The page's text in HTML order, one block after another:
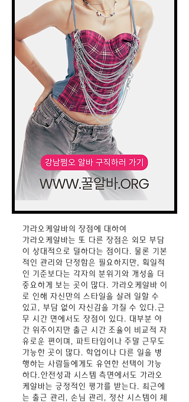
가라오케알바의 장점에 대하여
가라오케알바는 또 다른 장점은 외모 부담
이 상대적으로 덜하다는 점이다. 물론 기본
적인 관리와 단정함은 필요하지만, 획일적
인 기준보다는 각자의 분위기와 개성을 더
중요하게 보는 곳이 많다. 가라오케알바 이
로 인해 자신만의 스타일을 살려 일할 수
있고, 부담 없이 자신감을 가질 수 있다. 근
무 시간 면에서도 장점이 있다. 대부분 야
간 위주이지만 출근 시간 조율이 비교적 자
유로운 편이며, 파트타임이나 주말 근무도
가능한 곳이 많다. 학업이나 다른 일을 병
행하는 사람들에게도 유연한 선택이 가능
하다. 안전성과 시스템 측면에서도 가라오
케알바는 긍정적인 평가를 받는다. 최근에
는 출근 관리, 손님 관리, 정산 시스템이 체